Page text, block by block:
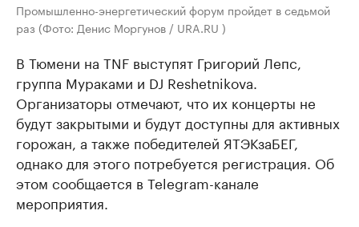
Промышленно-энергетический форум пройдет в седьмой
раз (Фото: Денис Моргунов / URA.RU )
В Тюмени на TNF выступят Григорий Лепс,
группа Мураками и DJ Reshetnikova.
Организаторы отмечают, что их концерты не
будут закрытыми и будут доступны для активных
горожан, а также победителей ЯТЭКзаБЕГ,
однако для этого потребуется регистрация. Об
этом сообщается в Telegram-канале
мероприятия.